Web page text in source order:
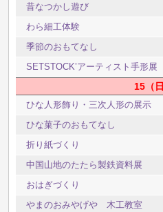
昔なつかし遊び
わら細工体験
季節のおもてなし
SETSTOCK’アーティスト手形展
15 日
ひな人形飾り・三次人形の展示
ひな菓子のおもてなし
折り紙づくり
中国山地のたたら製鉄資料展
おはぎづくり
やまのおみやげや 木工教室